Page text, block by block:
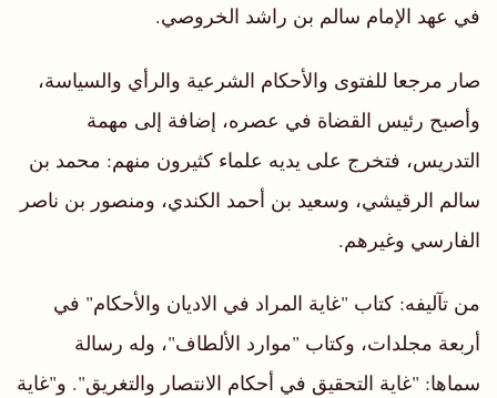
في عهد الإمام سالم بن راشد الخروصي.
صار مرجعا للفتوى والأحكام الشرعية والرأي والسياسة،
وأصبح رئيس القضاة في عصره، إضافة إلى مهمة
التدريس، فتخرج على يديه علماء كثيرون منهم: محمد بن
سالم الرقيشي، وسعيد بن أحمد الكندي، ومنصور بن ناصر
الفارسي وغيرهم.
من تآليفه: كتاب "غاية المراد في الاديان والأحكام" في
أربعة مجلدات، وكتاب "موارد الألطاف"، وله رسالة
سماها: "غاية التحقيق في أحكام الانتصار والتغريق". و"غاية